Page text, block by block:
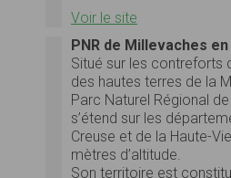
Voir le site
PNR de Millevaches
Situé sur les contreforts
des hautes terres de la
Parc Naturel Régional
s’étend sur les
Creuse et de la Haute-
mètres d’altitude.
Son territoire est